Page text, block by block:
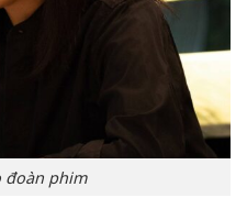
đoàn phim